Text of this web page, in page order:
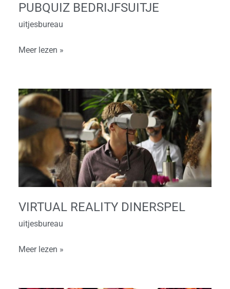
PUBQUIZ BEDRIJFSUITJE
uitjesbureau
Meer lezen »
VIRTUAL REALITY DINERSPEL
uitjesbureau
Virtual
Reality
Dinerspel
Meer lezen »